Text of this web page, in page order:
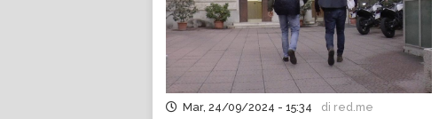
Mar, 24/09/2024 - 15:34 di red.me